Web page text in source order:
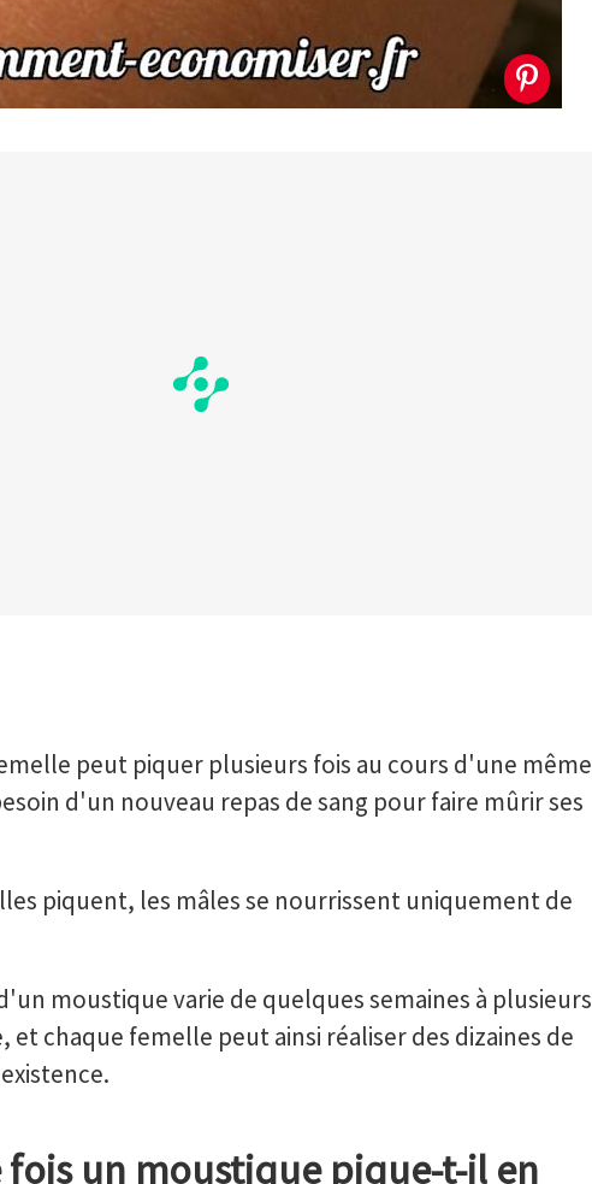
peut piquer plusieurs fois au cours d'une même
d'un nouveau repas de sang pour faire mûrir ses
piquent, les mâles se nourrissent uniquement de
moustique varie de quelques semaines à plusieurs
et chaque femelle peut ainsi réaliser des dizaines de
fois un moustique pique-t-il en